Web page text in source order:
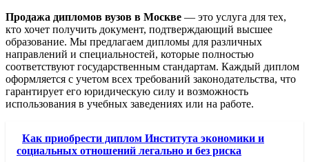
Продажа дипломов вузов в Москве — это услуга для тех,
кто хочет получить документ, подтверждающий высшее
образование. Мы предлагаем дипломы для различных
направлений и специальностей, которые полностью
соответствуют государственным стандартам. Каждый диплом
оформляется с учетом всех требований законодательства, что
гарантирует его юридическую силу и возможность
использования в учебных заведениях или на работе.
Как приобрести диплом Института экономики и
социальных отношений легально и без риска